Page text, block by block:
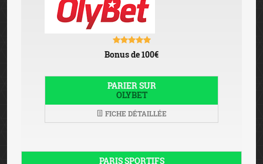
Bonus de 100€
PARIER SUR
OLYBET
FICHE DÉTAILLÉE
PARIS SPORTIFS